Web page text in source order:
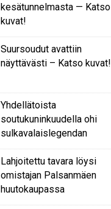
kesätunnelmasta — Katso
kuvat!
Suursoudut avattiin
näyttävästi – Katso kuvat!
Yhdellätoista
soutukuninkuudella ohi
sulkavalaislegendan
Lahjoitettu tavara löysi
omistajan Palsanmäen
huutokaupassa